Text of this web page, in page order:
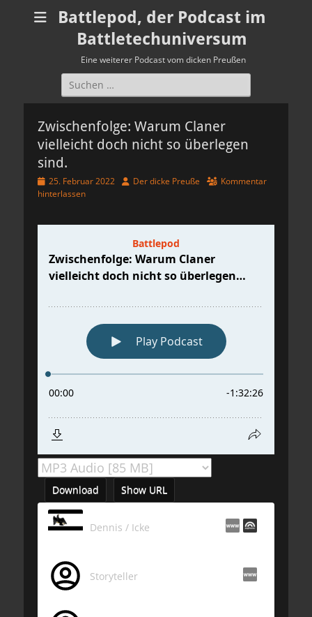
Battlepod, der Podcast im
Battletechuniversum
Eine weiterer Podcast vom dicken Preußen
Suchen
nach:
Zwischenfolge: Warum Claner
vielleicht doch nicht so überlegen
sind.
Veröffentlicht
am
25. Februar 2022 AutorDer dicke Preuße
Kommentar
hinterlassen
Download Show URL
Dennis / Icke
Storyteller